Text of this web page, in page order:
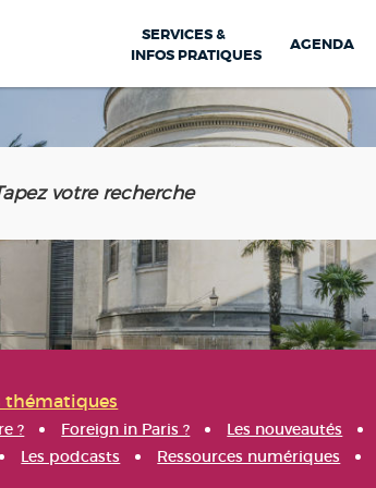
SERVICES &
INFOS PRATIQUES
AGENDA
thématiques
? Foreign in Paris ? Les nouveautés
Les podcasts Ressources numériques